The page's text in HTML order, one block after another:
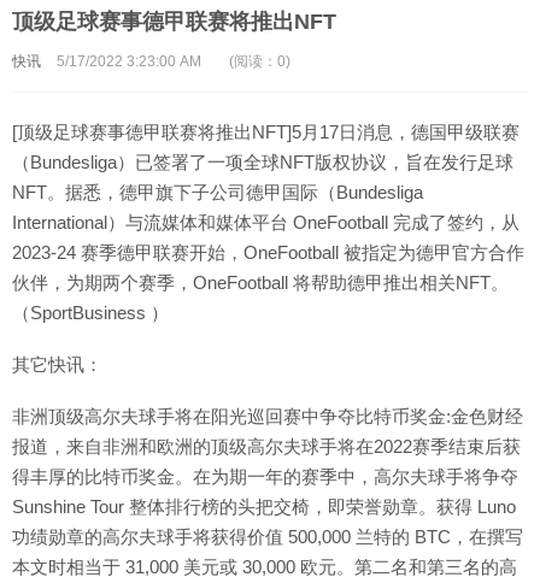
顶级足球赛事德甲联赛将推出NFT
快讯 5/17/2022 3:23:00 AM (阅读：0)
[顶级足球赛事德甲联赛将推出NFT]5月17日消息，德国甲级联赛
（Bundesliga）已签署了一项全球NFT版权协议，旨在发行足球
NFT。据悉，德甲旗下子公司德甲国际（Bundesliga
International）与流媒体和媒体平台 OneFootball 完成了签约，从
2023-24 赛季德甲联赛开始，OneFootball 被指定为德甲官方合作
伙伴，为期两个赛季，OneFootball 将帮助德甲推出相关NFT。
（SportBusiness ）
其它快讯：
非洲顶级高尔夫球手将在阳光巡回赛中争夺比特币奖金:金色财经
报道，来自非洲和欧洲的顶级高尔夫球手将在2022赛季结束后获
得丰厚的比特币奖金。在为期一年的赛季中，高尔夫球手将争夺
Sunshine Tour 整体排行榜的头把交椅，即荣誉勋章。获得 Luno
功绩勋章的高尔夫球手将获得价值 500,000 兰特的 BTC，在撰写
本文时相当于 31,000 美元或 30,000 欧元。第二名和第三名的高